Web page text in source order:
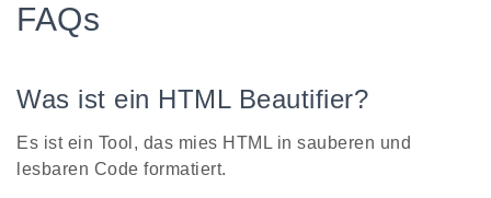
FAQs
Was ist ein HTML Beautifier?
Es ist ein Tool, das mies HTML in sauberen und
lesbaren Code formatiert.